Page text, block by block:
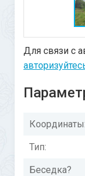
Для связи с
Координаты:
Тип:
Беседка?